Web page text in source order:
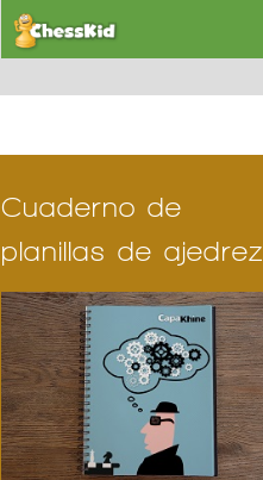
Cuaderno de
planillas de ajedrez